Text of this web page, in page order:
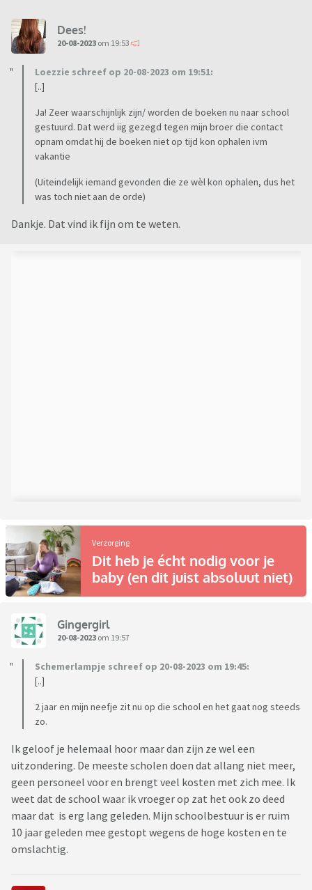
Dees!
20-08-2023 om 19:53
Loezzie schreef op 20-08-2023 om 19:51:
[..]
Ja! Zeer waarschijnlijk zijn/ worden de boeken nu naar school
gestuurd. Dat werd iig gezegd tegen mijn broer die contact
opnam omdat hij de boeken niet op tijd kon ophalen ivm
vakantie
(Uiteindelijk iemand gevonden die ze wèl kon ophalen, dus het
was toch niet aan de orde)
Dankje. Dat vind ik fijn om te weten.
Verzorging
Dit heb je écht nodig voor je
baby (en dit juist absoluut niet)
Gingergirl
20-08-2023 om 19:57
Schemerlampje schreef op 20-08-2023 om 19:45:
[..]
2 jaar en mijn neefje zit nu op die school en het gaat nog steeds
zo.
Ik geloof je helemaal hoor maar dan zijn ze wel een
uitzondering. De meeste scholen doen dat allang niet meer,
geen personeel voor en brengt veel kosten met zich mee. Ik
weet dat de school waar ik vroeger op zat het ook zo deed
maar dat is erg lang geleden. Mijn schoolbestuur is er ruim
10 jaar geleden mee gestopt wegens de hoge kosten en te
omslachtig.